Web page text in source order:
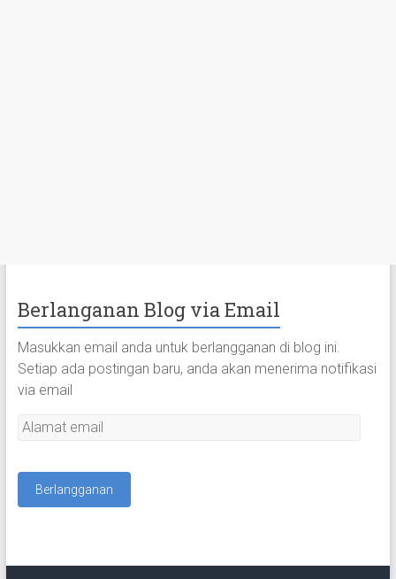
Berlanganan Blog via Email
Masukkan email anda untuk berlangganan di blog ini.
Setiap ada postingan baru, anda akan menerima notifikasi
via email
A
a